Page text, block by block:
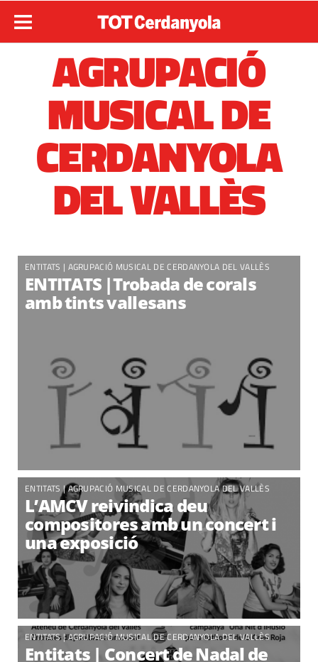
AGRUPACIÓ
MUSICAL DE
CERDANYOLA
DEL VALLÈS
ENTITATS | AGRUPACIÓ MUSICAL DE CERDANYOLA DEL VALLÈS
ENTITATS |Trobada de corals
amb tints vallesans
ENTITATS |AGRUPACIÓ MUSICAL DE CERDANYOLA DEL VALLÈS
L’AMCV reivindica deu
compositores amb un concert i
una exposició
ENTITATS|AGRUPACIÓ MUSICAL DE CERDANYOLA DEL VALLÈS
Entitats | Concert de Nadal de